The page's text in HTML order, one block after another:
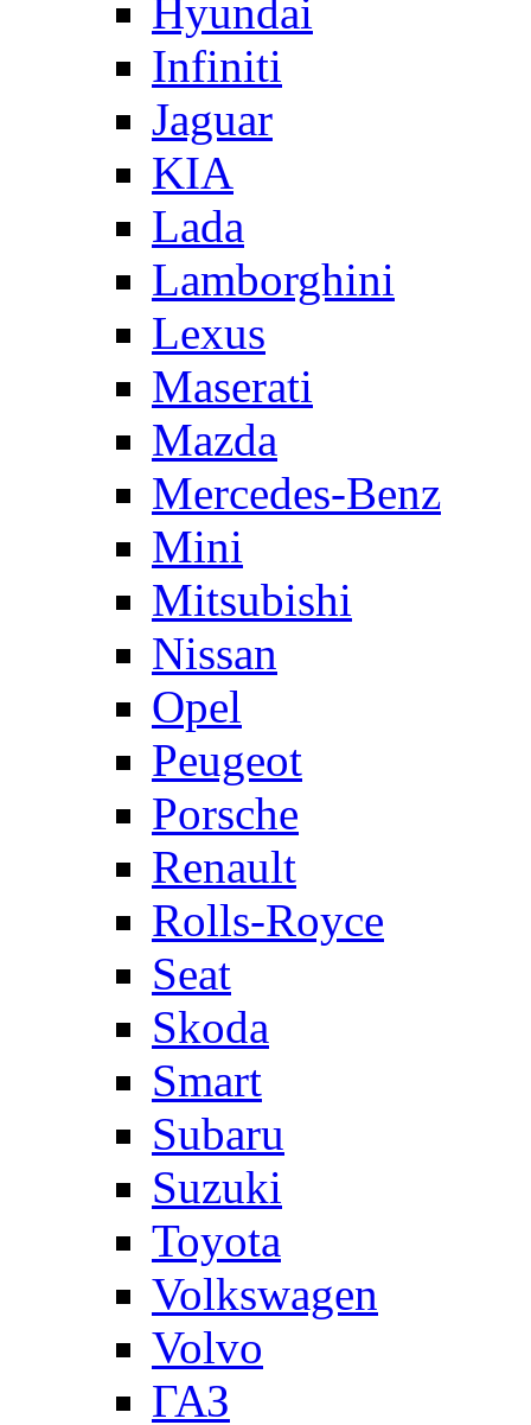
Hyundai
Infiniti
Jaguar
KIA
Lada
Lamborghini
Lexus
Maserati
Mazda
Mercedes-Benz
Mini
Mitsubishi
Nissan
Opel
Peugeot
Porsche
Renault
Rolls-Royce
Seat
Skoda
Smart
Subaru
Suzuki
Toyota
Volkswagen
Volvo
ГАЗ